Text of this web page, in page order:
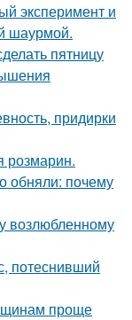
эксперимент и
шаурмой.
пятницу
придирки
розмарин.
обняли: почему
возлюбленному
потеснивший
проще